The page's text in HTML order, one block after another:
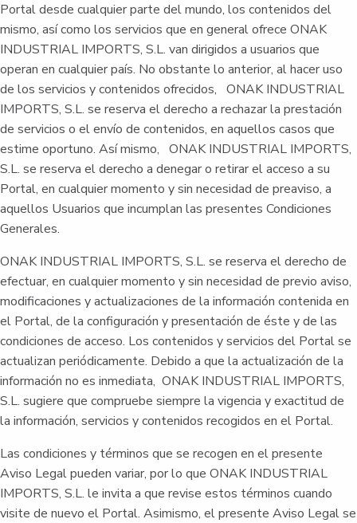
Portal desde cualquier parte del mundo, los contenidos del
mismo, así como los servicios que en general ofrece ONAK
INDUSTRIAL IMPORTS, S.L. van dirigidos a usuarios que
operan en cualquier país. No obstante lo anterior, al hacer uso
de los servicios y contenidos ofrecidos, ONAK INDUSTRIAL
IMPORTS, S.L. se reserva el derecho a rechazar la prestación
de servicios o el envío de contenidos, en aquellos casos que
estime oportuno. Así mismo, ONAK INDUSTRIAL IMPORTS,
S.L. se reserva el derecho a denegar o retirar el acceso a su
Portal, en cualquier momento y sin necesidad de preaviso, a
aquellos Usuarios que incumplan las presentes Condiciones
Generales.
ONAK INDUSTRIAL IMPORTS, S.L. se reserva el derecho de
efectuar, en cualquier momento y sin necesidad de previo aviso,
modificaciones y actualizaciones de la información contenida en
el Portal, de la configuración y presentación de éste y de las
condiciones de acceso. Los contenidos y servicios del Portal se
actualizan periódicamente. Debido a que la actualización de la
información no es inmediata, ONAK INDUSTRIAL IMPORTS,
S.L. sugiere que compruebe siempre la vigencia y exactitud de
la información, servicios y contenidos recogidos en el Portal.
Las condiciones y términos que se recogen en el presente
Aviso Legal pueden variar, por lo que ONAK INDUSTRIAL
IMPORTS, S.L. le invita a que revise estos términos cuando
visite de nuevo el Portal. Asimismo, el presente Aviso Legal se